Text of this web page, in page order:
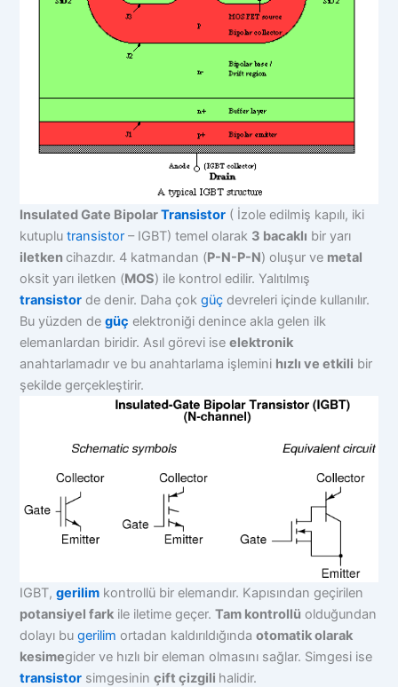
Insulated Gate BipolarTransistor ( İzole edilmiş kapılı, iki
kutuplutransistor – IGBT) temel olarak 3 bacaklı bir yarı
iletken cihazdır. 4 katmandan (P-N-P-N) oluşur ve metal
oksit yarı iletken (MOS) ile kontrol edilir. Yalıtılmış
transistor de denir. Daha çokgüç devreleri içinde kullanılır.
Bu yüzden degüç elektroniği denince akla gelen ilk
elemanlardan biridir. Asıl görevi iseelektronik
anahtarlamadır ve bu anahtarlama işlemini hızlı ve etkili bir
şekilde gerçekleştirir.
IGBT,gerilim kontrollü bir elemandır. Kapısından geçirilen
potansiyel fark ile iletime geçer.Tam kontrollü olduğundan
dolayı bugerilim ortadan kaldırıldığındaotomatik olarak
kesimegider ve hızlı bir eleman olmasını sağlar. Simgesi ise
transistor simgesininçift çizgili halidir.